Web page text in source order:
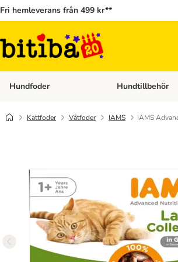
Fri hemleverans från 499 kr**
Hundfoder Open category
Hundtillbehör
Kattfoder Våtfoder IAMS IAMS